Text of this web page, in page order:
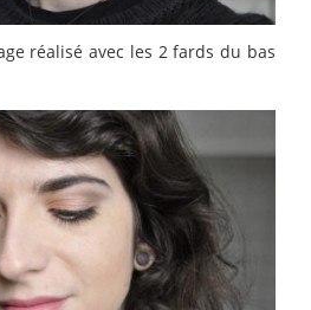
réalisé avec les 2 fards du bas